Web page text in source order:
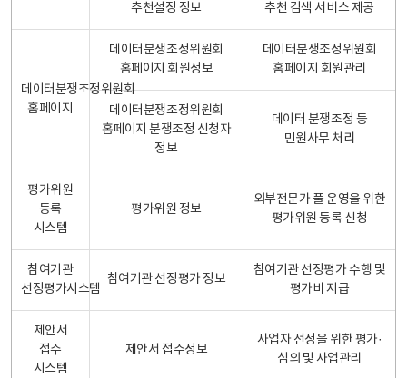
추천설정 정보 추천 검색 서비스 제공
데이터분쟁조정위원회
홈페이지
데이터분쟁조정위원회
홈페이지 회원정보
데이터분쟁조정위원회
홈페이지 회원관리
데이터분쟁조정위원회
홈페이지 분쟁조정 신청자
정보
데이터 분쟁조정 등
민원사무 처리
평가위원
등록
시스템
평가위원 정보
외부전문가 풀 운영을 위한
평가위원 등록 신청
참여기관
선정평가시스템
참여기관 선정평가 정보
참여기관 선정평가 수행 및
평가비 지급
제안서
접수
시스템
제안서 접수정보
사업자 선정을 위한 평가·
심의 및 사업관리